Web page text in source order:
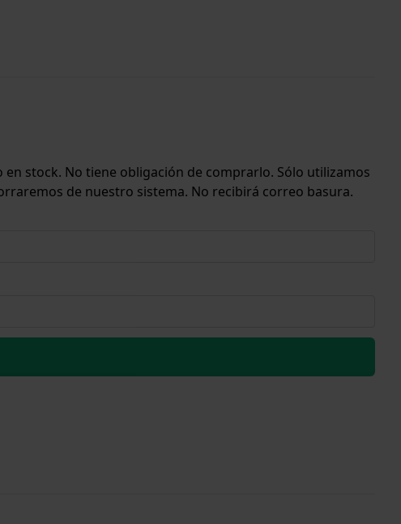
stock. No tiene obligación de comprarlo. Sólo utilizamos
de nuestro sistema. No recibirá correo basura.